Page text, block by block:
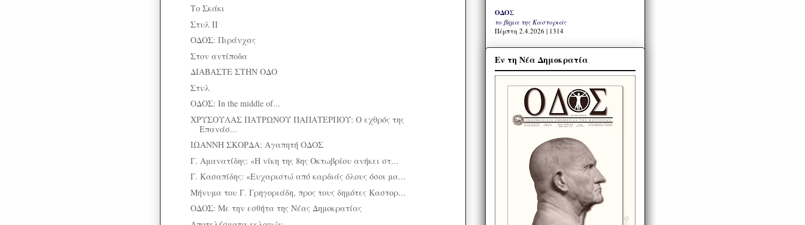
Το Σκάκι
Στυλ II
ΟΔΟΣ: Πιράνχας
Στον αντίποδα
ΔΙΑΒΑΣΤΕ ΣΤΗΝ ΟΔΟ
Στυλ
ΟΔΟΣ: In the middle of...
ΧΡΥΣΟΥΛΑΣ ΠΑΤΡΩΝΟΥ ΠΑΠΑΤΕΡΠΟΥ: Ο εχθρός της
Επανάσ...
ΙΩΑΝΝΗ ΣΚΟΡΔΑ: Αγαπητή ΟΔΟΣ
Γ. Αμανατίδης: «Η νίκη της 8ης Οκτωβρίου ανήκει στ...
Γ. Κασαπίδης: «Ευχαριστώ από καρδιάς όλους όσοι μα...
Μήνυμα του Γ. Γρηγoριάδη, προς τους δημότες Καστορ...
ΟΔΟΣ: Με την εσθήτα της Νέας Δημοκρατίας
ΟΔΟΣ
το βήμα της Καστοριάς
Πέμπτη 2.4.2026 | 1314
Εν τη Νέα Δημοκρατία